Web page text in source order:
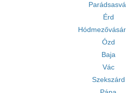
Érd
Ózd
Baja
Vác
Szekszárd